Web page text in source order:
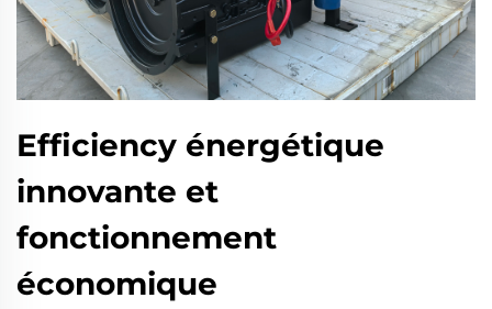
Efficiency énergétique
innovante et
fonctionnement
économique